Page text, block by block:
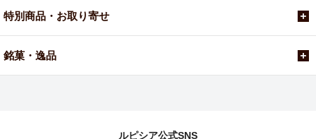
特別商品・お取り寄せ
銘菓・逸品
ルピシア公式SNS